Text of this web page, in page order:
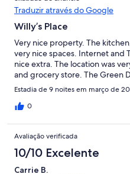
Traduzir através do Google
Willy’s Place
Very nice property. The
very nice spaces. Internet and
nice extra. The location was
and grocery store. The Green
Estadia de 9 noites em março de
0
Avaliação verificada
10/10 Excelente
Carrie B.